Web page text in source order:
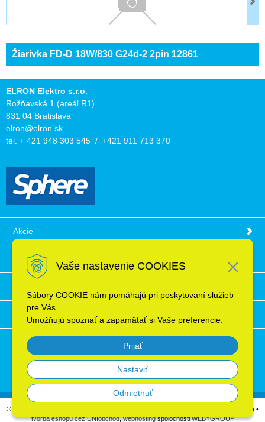
Vaše nastavenie COOKIES
Súbory COOKIE nám pomáhajú pri poskytovaní služieb
pre Vás.
Umožňujú spoznať a zapamätať si Vaše preferencie.
Prijať
Nastaviť
Odmietnuť
Žiarivka FD-D 18W/830 G24d-2 2pin 12861
ELRON Elektro s.r.o.
Rožňavská 1 (areál R1)
831 04 Bratislava
elron@elron.sk
tel. + 421 948 303 545 / +421 911 713 370
Akcie
Obchodné podmienky
Ochrana osobných údajov
© 2026 Elektroinštalačný materiál, káble, vodiče, supermarket ELRON s.r.o. Bratislava •
tvorba eshopu cez UNIobchod,webhostingspoločnostiWEBYGROUP